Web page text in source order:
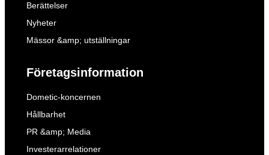
Berättelser
Nyheter
Mässor &amp; utställningar
Företagsinformation
Dometic-koncernen
Hållbarhet
PR &amp; Media
Investerarrelationer